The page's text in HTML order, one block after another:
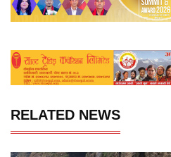
RELATED NEWS